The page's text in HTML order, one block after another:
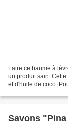
Faire ce baume à
un produit sain.
et d'huile de coco.
Savons